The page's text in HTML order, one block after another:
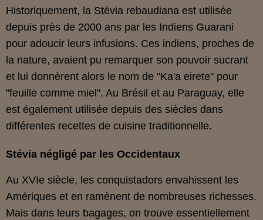
Historiquement, la Stévia rebaudiana est utilisée
depuis près de 2000 ans par les Indiens Guarani
pour adoucir leurs infusions. Ces indiens, proches de
la nature, avaient pu remarquer son pouvoir sucrant
et lui donnèrent alors le nom de "Ka'a eirete" pour
"feuille comme miel". Au Brésil et au Paraguay, elle
est également utilisée depuis des siècles dans
différentes recettes de cuisine traditionnelle.
Stévia négligé par les Occidentaux
Au XVIe siècle, les conquistadors envahissent les
Amériques et en ramènent de nombreuses richesses.
Mais dans leurs bagages, on trouve essentiellement